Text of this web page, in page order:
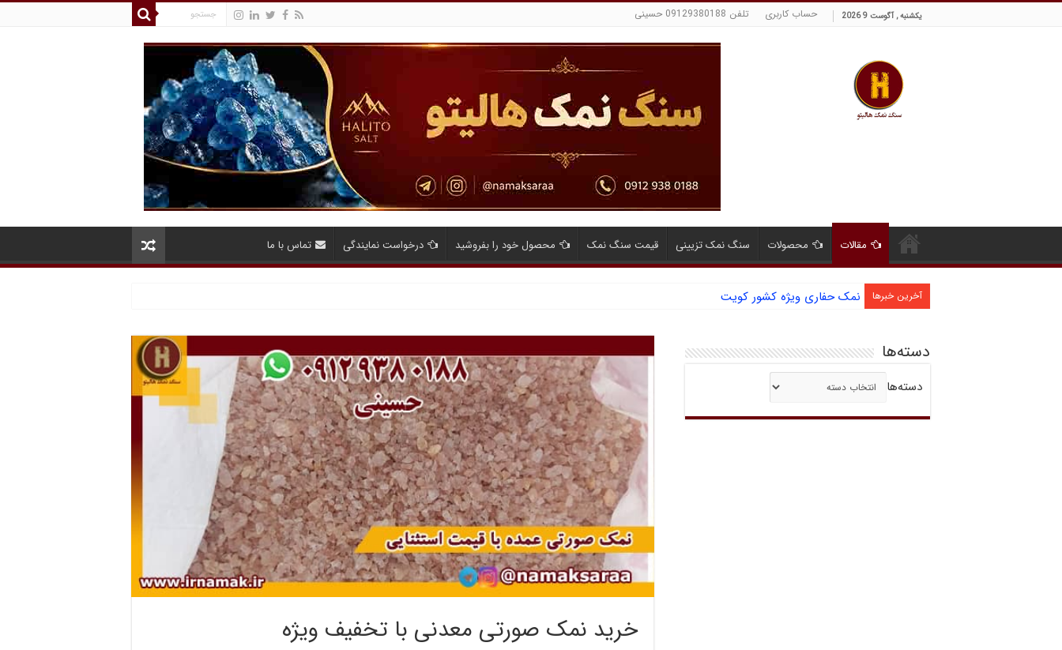
یکشنبه , آگوست 9 2026 حساب کاربری تلفن 09129380188 حسینی
مقالات محصولات سنگ نمک تزیینی قیمت سنگ نمک محصول خود را بفروشید درخواست نمایندگی تماس با ما
آخرین خبرها نمک حفاری ویژه کشور کویت
خرید نمک صورتی معدنی با تخفیف ویژه
دسته‌ها
دسته‌ها